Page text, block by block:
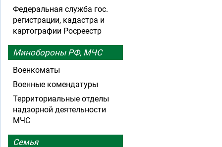
Федеральная служба гос.
регистрации, кадастра и
картографии Росреестр
Минобороны РФ, МЧС
Военкоматы
Военные комендатуры
Территориальные отделы
надзорной деятельности
МЧС
Семья